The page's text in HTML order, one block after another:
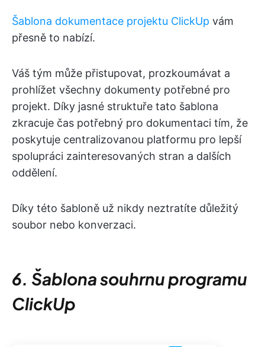
Šablona dokumentace projektu ClickUp vám
přesně to nabízí.
Váš tým může přistupovat, prozkoumávat a
prohlížet všechny dokumenty potřebné pro
projekt. Díky jasné struktuře tato šablona
zkracuje čas potřebný pro dokumentaci tím, že
poskytuje centralizovanou platformu pro lepší
spolupráci zainteresovaných stran a dalších
oddělení.
Díky této šabloně už nikdy neztratíte důležitý
soubor nebo konverzaci.
6. Šablona souhrnu programu
ClickUp